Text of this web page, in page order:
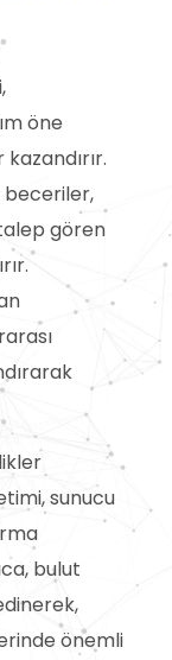
öne
beceriler,
gören
sunucu
bulut
önemli